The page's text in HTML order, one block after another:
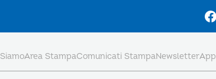
Area StampaComunicati StampaNewsletterApp